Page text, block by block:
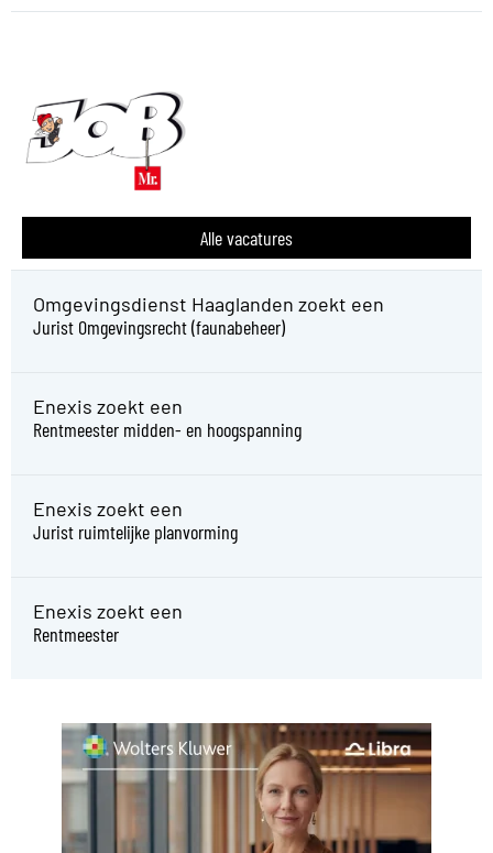
Alle vacatures
Omgevingsdienst Haaglanden zoekt een
Jurist Omgevingsrecht (faunabeheer)
Enexis zoekt een
Rentmeester midden- en hoogspanning
Enexis zoekt een
Jurist ruimtelijke planvorming
Enexis zoekt een
Rentmeester